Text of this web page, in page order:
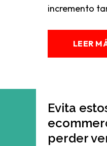
incremento
LEER
Evita
perder